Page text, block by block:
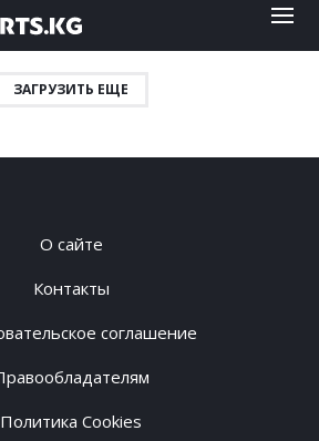
ЗАГРУЗИТЬ ЕЩЕ
О сайте
Контакты
соглашение
Политика Cookies